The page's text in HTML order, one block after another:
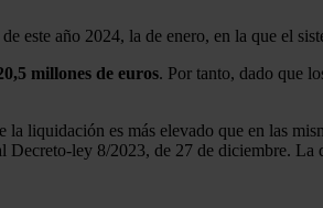
este año 2024, la de enero, en la que el
millones de euros. Por tanto, dado que
la liquidación es más elevado que en las
ley 8/2023, de 27 de diciembre. La